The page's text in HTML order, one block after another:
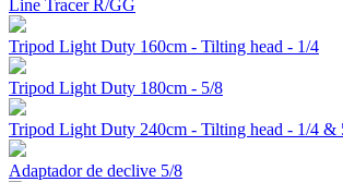
Line Tracer R/GG
Tripod Light Duty 160cm - Tilting head - 1/4
Tripod Light Duty 180cm - 5/8
Tripod Light Duty 240cm - Tilting head - 1/4 &
Adaptador de declive 5/8